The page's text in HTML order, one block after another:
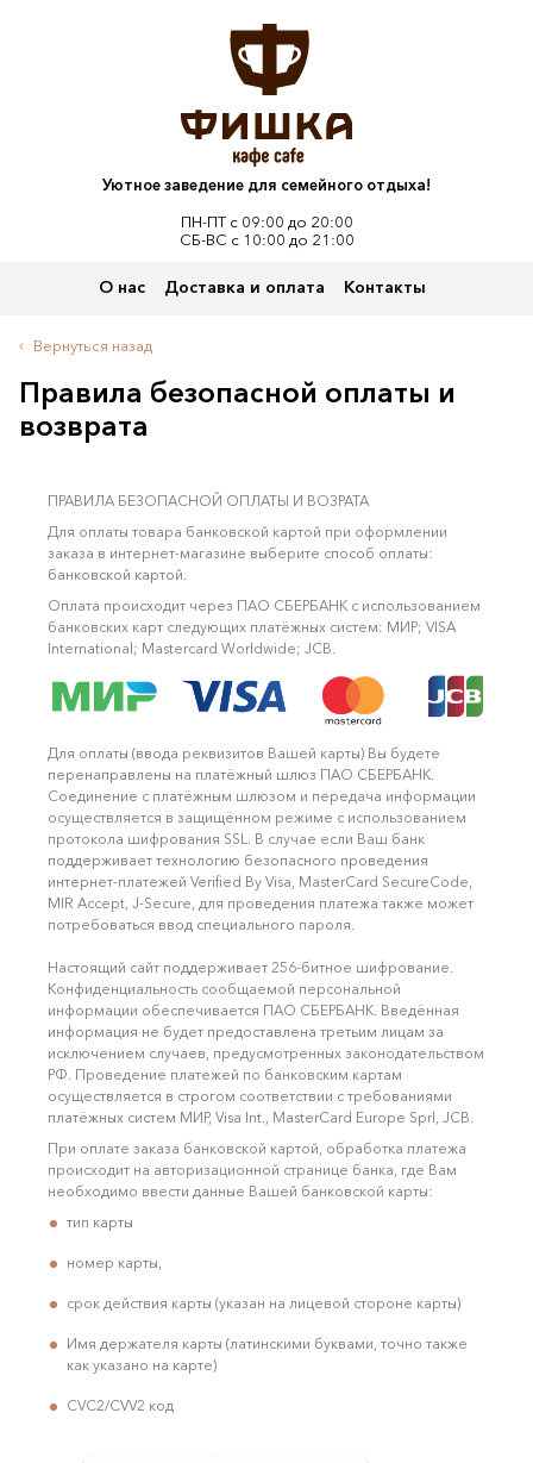
Уютное заведение для семейного отдыха!
ПН-ПТ с 09:00 до 20:00
СБ-ВС с 10:00 до 21:00
О нас Доставка и оплата Контакты
Вернуться назад
Правила безопасной оплаты и
возврата
ПРАВИЛА БЕЗОПАСНОЙ ОПЛАТЫ И ВОЗРАТА
Для оплаты товара банковской картой при оформлении
заказа в интернет-магазине выберите способ оплаты:
банковской картой.
Оплата происходит через ПАО СБЕРБАНК с использованием
банковских карт следующих платёжных систем: МИР; VISA
International; Mastercard Worldwide; JCB.
Для оплаты (ввода реквизитов Вашей карты) Вы будете
перенаправлены на платёжный шлюз ПАО СБЕРБАНК.
Соединение с платёжным шлюзом и передача информации
осуществляется в защищённом режиме с использованием
протокола шифрования SSL. В случае если Ваш банк
поддерживает технологию безопасного проведения
интернет-платежей Verified By Visa, MasterCard SecureCode,
MIR Accept, J-Secure, для проведения платежа также может
потребоваться ввод специального пароля.
Настоящий сайт поддерживает 256-битное шифрование.
Конфиденциальность сообщаемой персональной
информации обеспечивается ПАО СБЕРБАНК. Введённая
информация не будет предоставлена третьим лицам за
исключением случаев, предусмотренных законодательством
РФ. Проведение платежей по банковским картам
осуществляется в строгом соответствии с требованиями
платёжных систем МИР, Visa Int., MasterCard Europe Sprl, JCB.
При оплате заказа банковской картой, обработка платежа
происходит на авторизационной странице банка, где Вам
необходимо ввести данные Вашей банковской карты:
тип карты
номер карты,
срок действия карты (указан на лицевой стороне карты)
Имя держателя карты (латинскими буквами, точно также
как указано на карте)
CVC2/CVV2 код